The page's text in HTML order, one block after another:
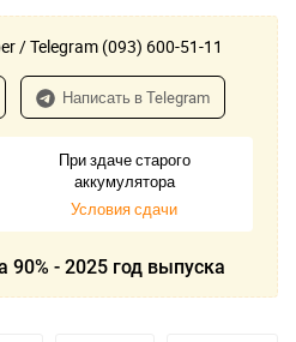
/ Telegram (093) 600-51-11
Написать в Telegram
При здаче старого
аккумулятора
Условия сдачи
90% - 2025 год выпуска